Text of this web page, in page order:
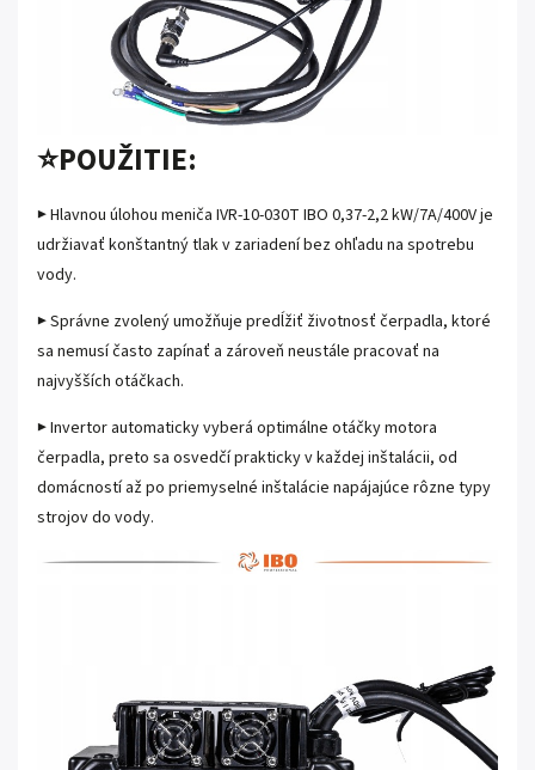
⭐POUŽITIE:
▶ Hlavnou úlohou meniča IVR-10-030T IBO 0,37-2,2 kW/7A/400V je
udržiavať konštantný tlak v zariadení bez ohľadu na spotrebu
vody.
▶ Správne zvolený umožňuje predĺžiť životnosť čerpadla, ktoré
sa nemusí často zapínať a zároveň neustále pracovať na
najvyšších otáčkach.
▶ Invertor automaticky vyberá optimálne otáčky motora
čerpadla, preto sa osvedčí prakticky v každej inštalácii, od
domácností až po priemyselné inštalácie napájajúce rôzne typy
strojov do vody.